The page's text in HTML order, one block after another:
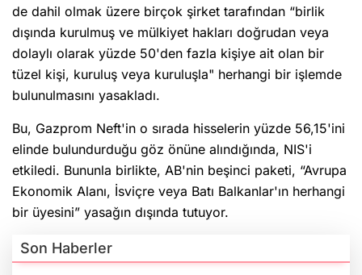
de dahil olmak üzere birçok şirket tarafından “birlik
dışında kurulmuş ve mülkiyet hakları doğrudan veya
dolaylı olarak yüzde 50'den fazla kişiye ait olan bir
tüzel kişi, kuruluş veya kuruluşla" herhangi bir işlemde
bulunulmasını yasakladı.
Bu, Gazprom Neft'in o sırada hisselerin yüzde 56,15'ini
elinde bulundurduğu göz önüne alındığında, NIS'i
etkiledi. Bununla birlikte, AB'nin beşinci paketi, “Avrupa
Ekonomik Alanı, İsviçre veya Batı Balkanlar'ın herhangi
bir üyesini” yasağın dışında tutuyor.
Son Haberler